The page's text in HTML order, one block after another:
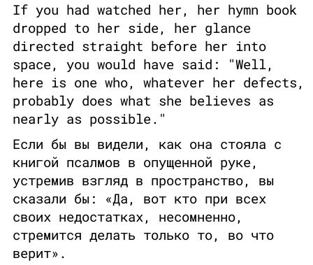
If you had watched her, her hymn book
dropped to her side, her glance
directed straight before her into
space, you would have said: "Well,
here is one who, whatever her defects,
probably does what she believes as
nearly as possible."
Если бы вы видели, как она стояла с
книгой псалмов в опущенной руке,
устремив взгляд в пространство, вы
сказали бы: «Да, вот кто при всех
своих недостатках, несомненно,
стремится делать только то, во что
верит».